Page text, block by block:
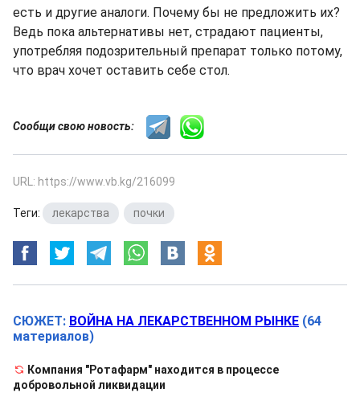
есть и другие аналоги. Почему бы не предложить их?
Ведь пока альтернативы нет, страдают пациенты,
употребляя подозрительный препарат только потому,
что врач хочет оставить себе стол.
Сообщи свою новость:
URL: https://www.vb.kg/216099
Теги: лекарства почки
СЮЖЕТ: ВОЙНА НА ЛЕКАРСТВЕННОМ РЫНКЕ (64
материалов)
Компания "Ротафарм" находится в процессе
добровольной ликвидации